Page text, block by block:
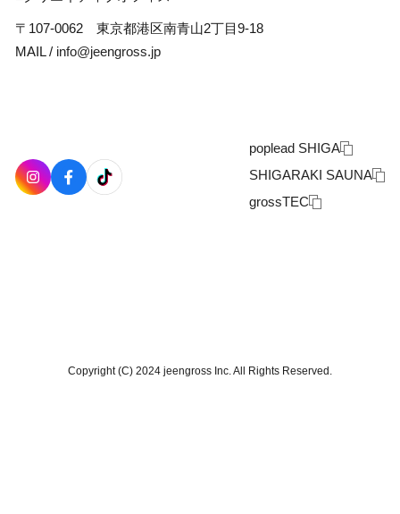
poplead SHIGA
SHIGARAKI SAUNA
grossTEC
〒107-0062 東京都港区南青山2丁目9-18
MAIL / info@jeengross.jp
Copyright (C) 2024 jeengross Inc. All Rights Reserved.